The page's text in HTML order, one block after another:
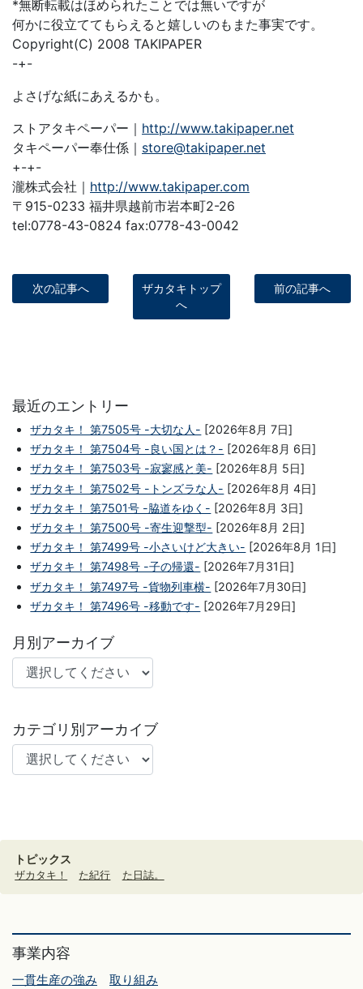
*無断転載はほめられたことでは無いですが
何かに役立ててもらえると嬉しいのもまた事実です。
Copyright(C) 2008 TAKIPAPER
-+-
よさげな紙にあえるかも。
ストアタキペーパー｜ http://www.takipaper.net
タキペーパー奉仕係｜ store@takipaper.net
+-+-
瀧株式会社｜ http://www.takipaper.com
〒915-0233 福井県越前市岩本町2-26
tel:0778-43-0824 fax:0778-43-0042
次の記事へ
ザカタキトップ
へ
前の記事へ
最近のエントリー
ザカタキ！ 第7505号 -大切な人- [2026年8月 7日]
ザカタキ！ 第7504号 -良い国とは？- [2026年8月 6日]
ザカタキ！ 第7503号 -寂寥感と美- [2026年8月 5日]
ザカタキ！ 第7502号 -トンズラな人- [2026年8月 4日]
ザカタキ！ 第7501号 -脇道をゆく- [2026年8月 3日]
ザカタキ！ 第7500号 -寄生迎撃型- [2026年8月 2日]
ザカタキ！ 第7499号 -小さいけど大きい- [2026年8月 1日]
ザカタキ！ 第7498号 -子の帰還- [2026年7月31日]
ザカタキ！ 第7497号 -貨物列車横- [2026年7月30日]
ザカタキ！ 第7496号 -移動です- [2026年7月29日]
月別アーカイブ
カテゴリ別アーカイブ
トピックス
ザカタキ！ た紀行 た日誌。
事業内容
一貫生産の強み 取り組み